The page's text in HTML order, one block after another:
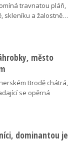
travnatou pláň,
skleníku a žalostně…
město
Brodě chátrá,
se opěrná
dominantou je